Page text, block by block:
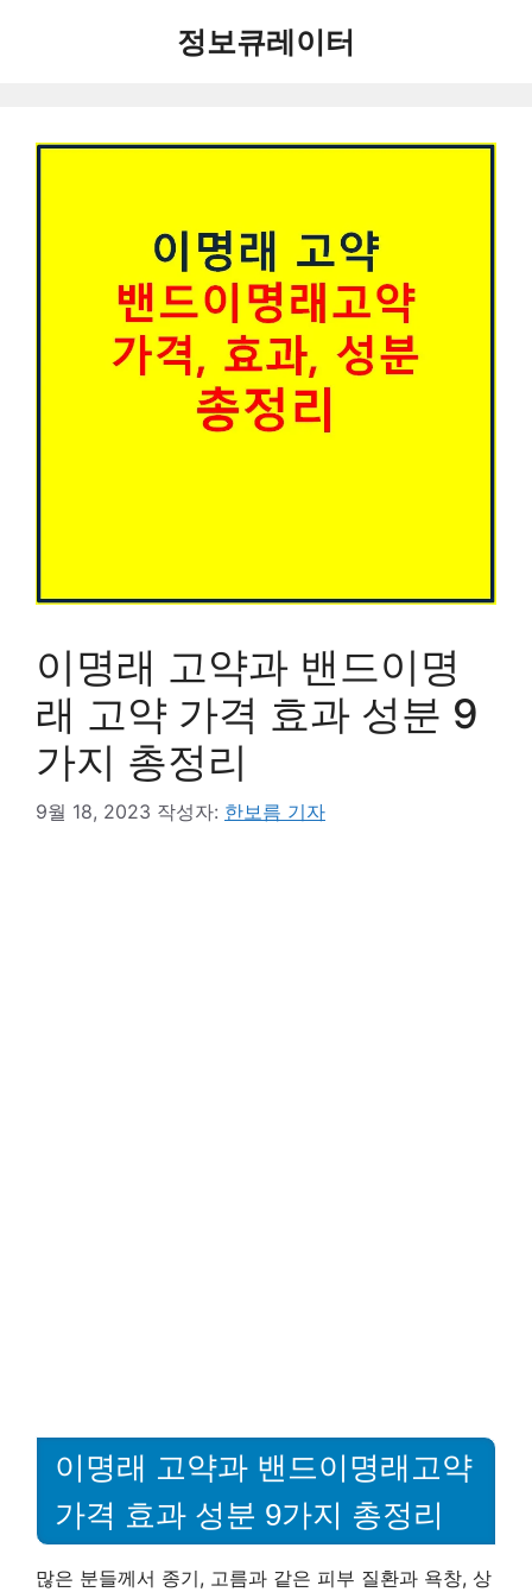
정보큐레이터
이명래 고약과 밴드이명
래 고약 가격 효과 성분 9
가지 총정리
9월 18, 2023 작성자: 한보름 기자
이명래 고약과 밴드이명래고약
가격 효과 성분 9가지 총정리
많은 분들께서 종기, 고름과 같은 피부 질환과 욕창, 상